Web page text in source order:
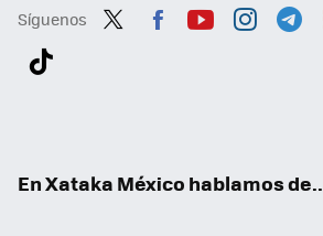
Síguenos
En Xataka México hablamos